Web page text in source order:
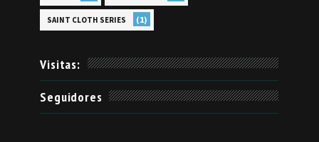
SAINT CLOTH SERIES (1)
Visitas:
Seguidores